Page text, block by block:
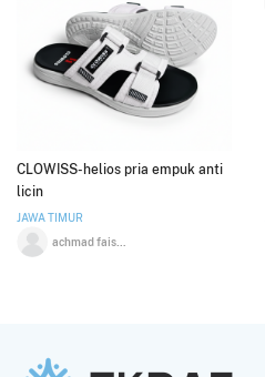
CLOWISS-helios pria empuk anti
licin
JAWA TIMUR